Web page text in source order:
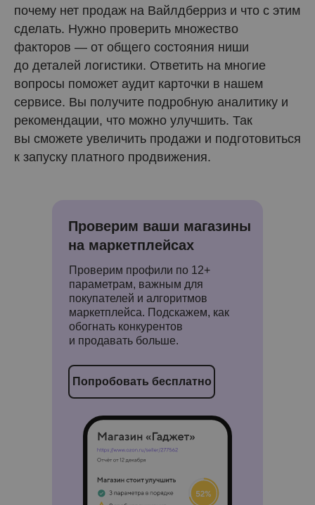
почему нет продаж на Вайлдберриз и что с этим
сделать. Нужно проверить множество
факторов — от общего состояния ниши
до деталей логистики. Ответить на многие
вопросы поможет аудит карточки в нашем
сервисе. Вы получите подробную аналитику и
рекомендации, что можно улучшить. Так
вы сможете увеличить продажи и подготовиться
к запуску платного продвижения.
Проверим ваши магазины
на маркетплейсах
Проверим профили по 12+
параметрам, важным для
покупателей и алгоритмов
маркетплейса. Подскажем, как
обогнать конкурентов
и продавать больше.
Попробовать бесплатно